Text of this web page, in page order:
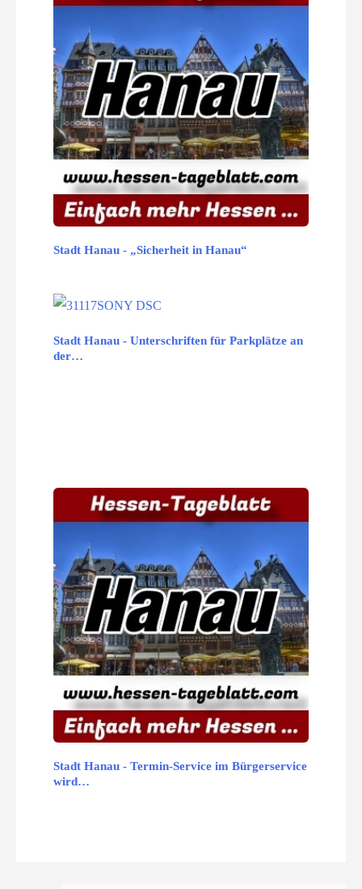
Stadt Hanau - „Sicherheit in Hanau“
Stadt Hanau - Unterschriften für Parkplätze an
der…
Stadt Hanau - Termin-Service im Bürgerservice
wird…